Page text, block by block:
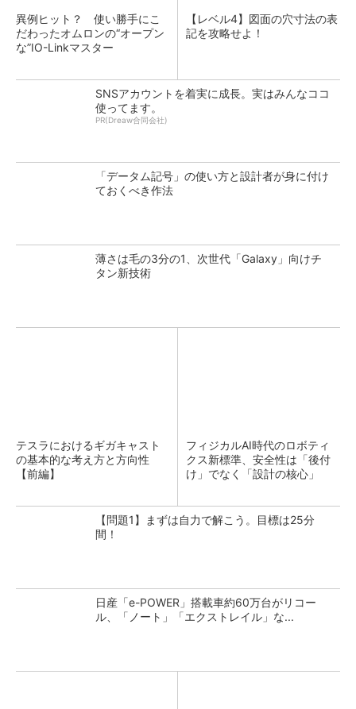
異例ヒット？ 使い勝手にこ
だわったオムロンの“オープン
な”IO-Linkマスター
【レベル4】図面の穴寸法の表
記を攻略せよ！
SNSアカウントを着実に成長。実はみんなココ
使ってます。
PR(Dreaw合同会社)
「データム記号」の使い方と設計者が身に付け
ておくべき作法
薄さは毛の3分の1、次世代「Galaxy」向けチ
タン新技術
テスラにおけるギガキャスト
の基本的な考え方と方向性
【前編】
フィジカルAI時代のロボティ
クス新標準、安全性は「後付
け」でなく「設計の核心」
【問題1】まずは自力で解こう。目標は25分
間！
日産「e-POWER」搭載車約60万台がリコー
ル、「ノート」「エクストレイル」な...